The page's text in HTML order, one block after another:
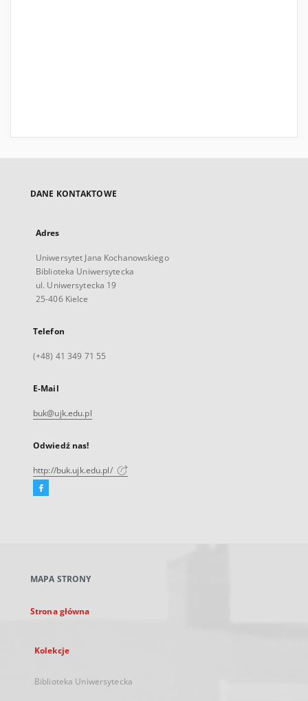
DANE KONTAKTOWE
Adres
Uniwersytet Jana Kochanowskiego
Biblioteka Uniwersytecka
ul. Uniwersytecka 19
25-406 Kielce
Telefon
(+48) 41 349 71 55
E-Mail
buk@ujk.edu.pl
Odwiedź nas!
http://buk.ujk.edu.pl/
Facebook
karcie
MAPA STRONY
Strona główna
Kolekcje
Biblioteka Uniwersytecka